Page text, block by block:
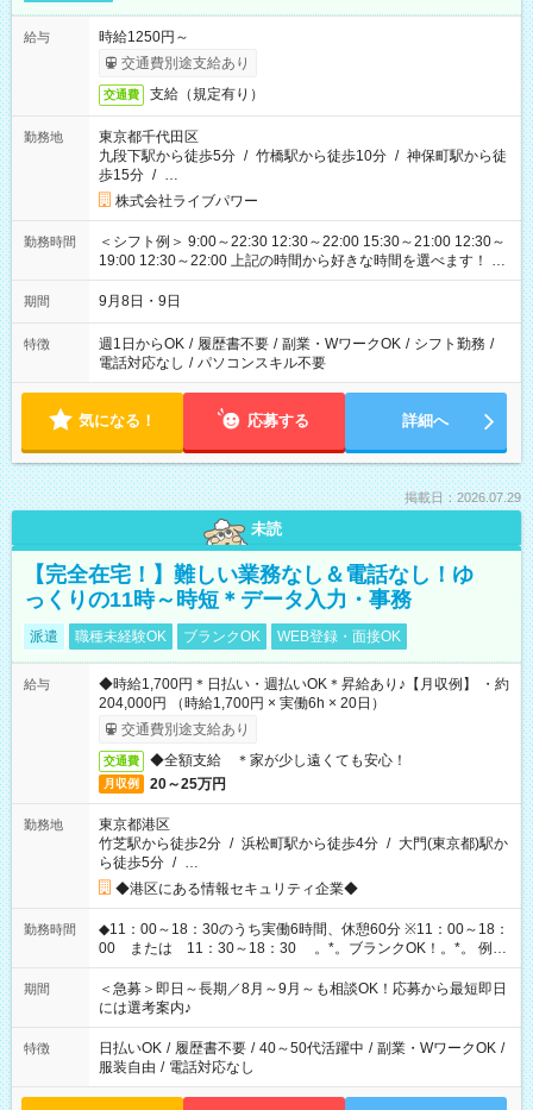
給与
時給1250円～
交通費別途支給あり
交通費 支給（規定有り）
勤務地
東京都千代田区
九段下駅から徒歩5分 / 竹橋駅から徒歩10分 / 神保町駅から徒
歩15分 / …
株式会社ライブパワー
勤務時間
＜シフト例＞ 9:00～22:30 12:30～22:00 15:30～21:00 12:30～
19:00 12:30～22:00 上記の時間から好きな時間を選べます！ ※
時間は変更となる可能性があります
期間 9月8日・9日
特徴 週1日からOK / 履歴書不要 / 副業・WワークOK / シフト勤務 /
電話対応なし / パソコンスキル不要
気になる！ 応募する 詳細へ
掲載日：2026.07.29
未読
【完全在宅！】難しい業務なし＆電話なし！ゆ
っくりの11時～時短＊データ入力・事務
派遣 職種未経験OK ブランクOK WEB登録・面接OK
給与
◆時給1,700円＊日払い・週払いOK＊昇給あり♪【月収例】 ・約
204,000円 （時給1,700円 × 実働6h × 20日）
交通費別途支給あり
交通費 ◆全額支給 ＊家が少し遠くても安心！
月収例 20～25万円
勤務地
東京都港区
竹芝駅から徒歩2分 / 浜松町駅から徒歩4分 / 大門(東京都)駅か
ら徒歩5分 / …
◆港区にある情報セキュリティ企業◆
勤務時間
◆11：00～18：30のうち実働6時間、休憩60分 ※11：00～18：
00 または 11：30～18：30 。*。ブランクOK！。*。 例え
ば前職が、 在宅/財団法人/事務/コールセンター/受付/販売/カフェ
スタッフ スイーツ販売/ホテルフロント/化粧品販売/など 様々な
業界から入社して活躍されています♪
期間
＜急募＞即日～長期／8月～9月～も相談OK！応募から最短即日
には選考案内♪
特徴 日払いOK / 履歴書不要 / 40～50代活躍中 / 副業・WワークOK /
服装自由 / 電話対応なし